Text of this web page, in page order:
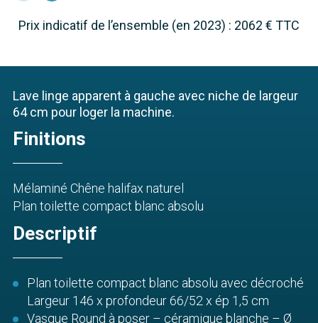
Prix indicatif de l’ensemble (en 2023) : 2062 € TTC
Lave linge apparent à gauche avec niche de largeur
64 cm pour loger la machine.
Finitions
Mélaminé Chêne halifax naturel
Plan toilette compact blanc absolu
Descriptif
Plan toilette compact blanc absolu avec décroché
Largeur 146 x profondeur 66/52 x ép 1,5 cm
Vasque Round à poser – céramique blanche – Ø